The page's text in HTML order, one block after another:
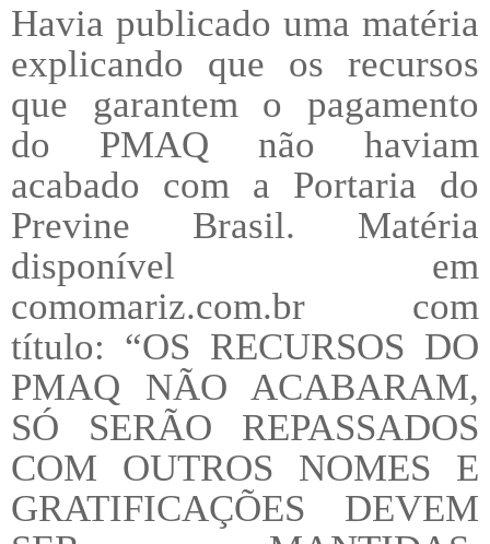
Havia publicado uma matéria
explicando que os recursos
que garantem o pagamento
do PMAQ não haviam
acabado com a Portaria do
Previne Brasil. Matéria
disponível em
comomariz.com.br com
título: “OS RECURSOS DO
PMAQ NÃO ACABARAM,
SÓ SERÃO REPASSADOS
COM OUTROS NOMES E
GRATIFICAÇÕES DEVEM